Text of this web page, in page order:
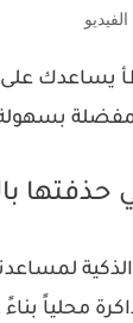
يساعدك
حذفتها
محلياً